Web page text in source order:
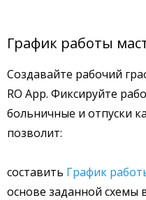
График работы
Создавайте рабочий
RO App. Фиксируйте
больничные и отпуски
позволит:
составить График
основе заданной схемы